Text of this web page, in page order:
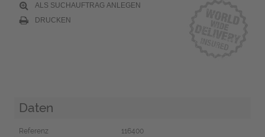
ALS SUCHAUFTRAG ANLEGEN
DRUCKEN
Daten
Referenz
116400